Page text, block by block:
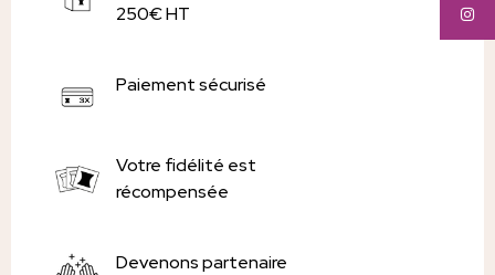
250€ HT
Paiement sécurisé
Votre fidélité est
récompensée
Devenons partenaire